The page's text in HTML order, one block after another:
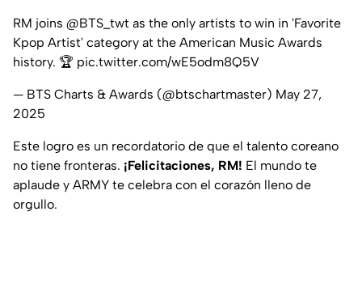
RM joins @BTS_twt as the only artists to win in 'Favorite
Kpop Artist' category at the American Music Awards
history. 🏆 pic.twitter.com/wE5odm8Q5V
— BTS Charts & Awards (@btschartmaster) May 27,
2025
Este logro es un recordatorio de que el talento coreano
no tiene fronteras. ¡Felicitaciones, RM! El mundo te
aplaude y ARMY te celebra con el corazón lleno de
orgullo.